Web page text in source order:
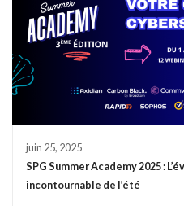
juin 25, 2025
SPG Summer Academy 2025 :
incontournable de l’été